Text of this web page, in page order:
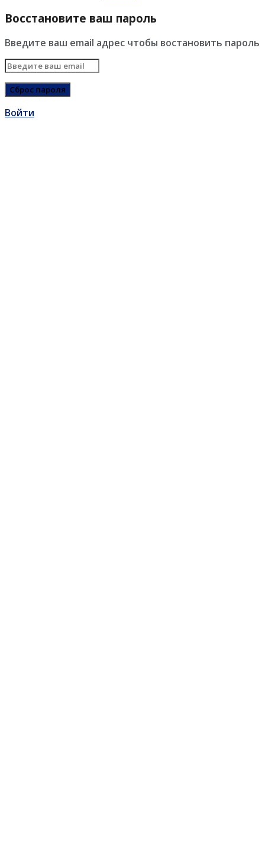
Восстановите ваш пароль
Введите ваш email адрес чтобы востановить пароль
Войти